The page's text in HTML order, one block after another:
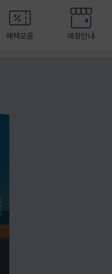
혜택모음 매장안내